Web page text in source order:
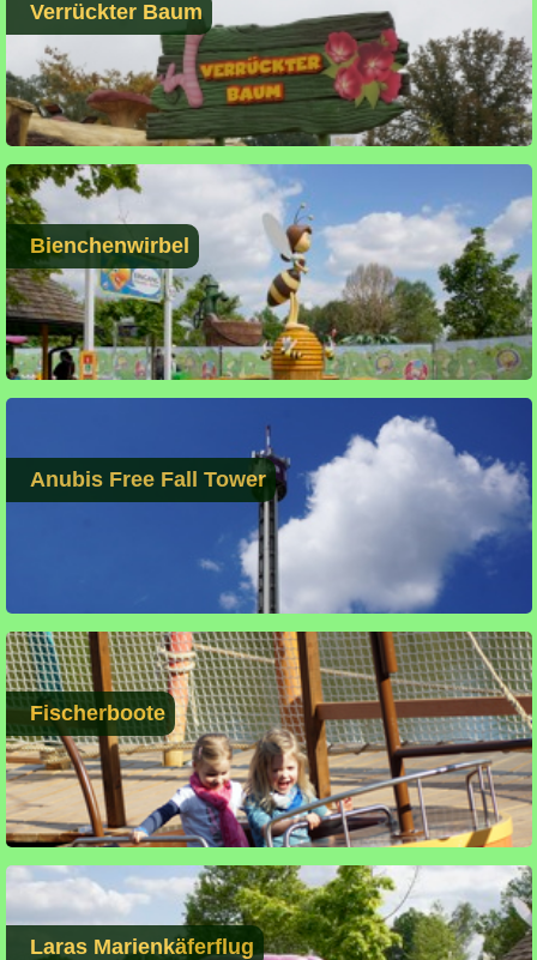
Verrückter Baum
Bienchenwirbel
Anubis Free Fall Tower
Fischerboote
Laras Marienkäferflug